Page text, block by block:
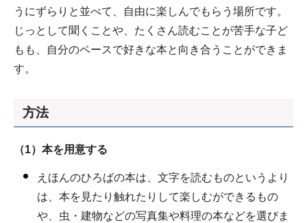
うにずらりと並べて、自由に楽しんでもらう場所です。
じっとして聞くことや、たくさん読むことが苦手な子ど
もも、自分のペースで好きな本と向き合うことができま
す。
方法
（1）本を用意する
えほんのひろばの本は、文字を読むものというより
は、本を見たり触れたりして楽しむができるもの
や、虫・建物などの写真集や料理の本などを選びま